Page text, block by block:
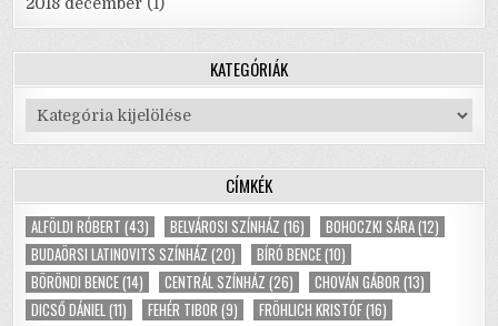
KATEGÓRIÁK
Kategóriák
CÍMKÉK
ALFÖLDI RÓBERT (43) BELVÁROSI SZÍNHÁZ (16) BOHOCZKI SÁRA(12)
BUDAÖRSI LATINOVITS SZÍNHÁZ (20) BÍRÓ BENCE(10)
BÖRÖNDI BENCE(14) CENTRÁL SZÍNHÁZ (26) CHOVÁN GÁBOR (13)
DICSŐ DÁNIEL(11) FEHÉR TIBOR (9) FRÖHLICH KRISTÓF(16)